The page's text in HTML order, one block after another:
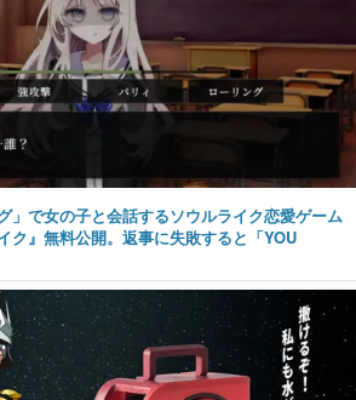
」で女の子と会話するソウルライク恋愛ゲーム
ク』無料公開。返事に失敗すると「YOU